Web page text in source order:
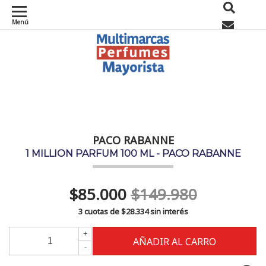
Menú
PACO RABANNE
1 MILLION PARFUM 100 ML - PACO RABANNE
$85.000$149.980
3 cuotas de$28.334sin interés
+
-